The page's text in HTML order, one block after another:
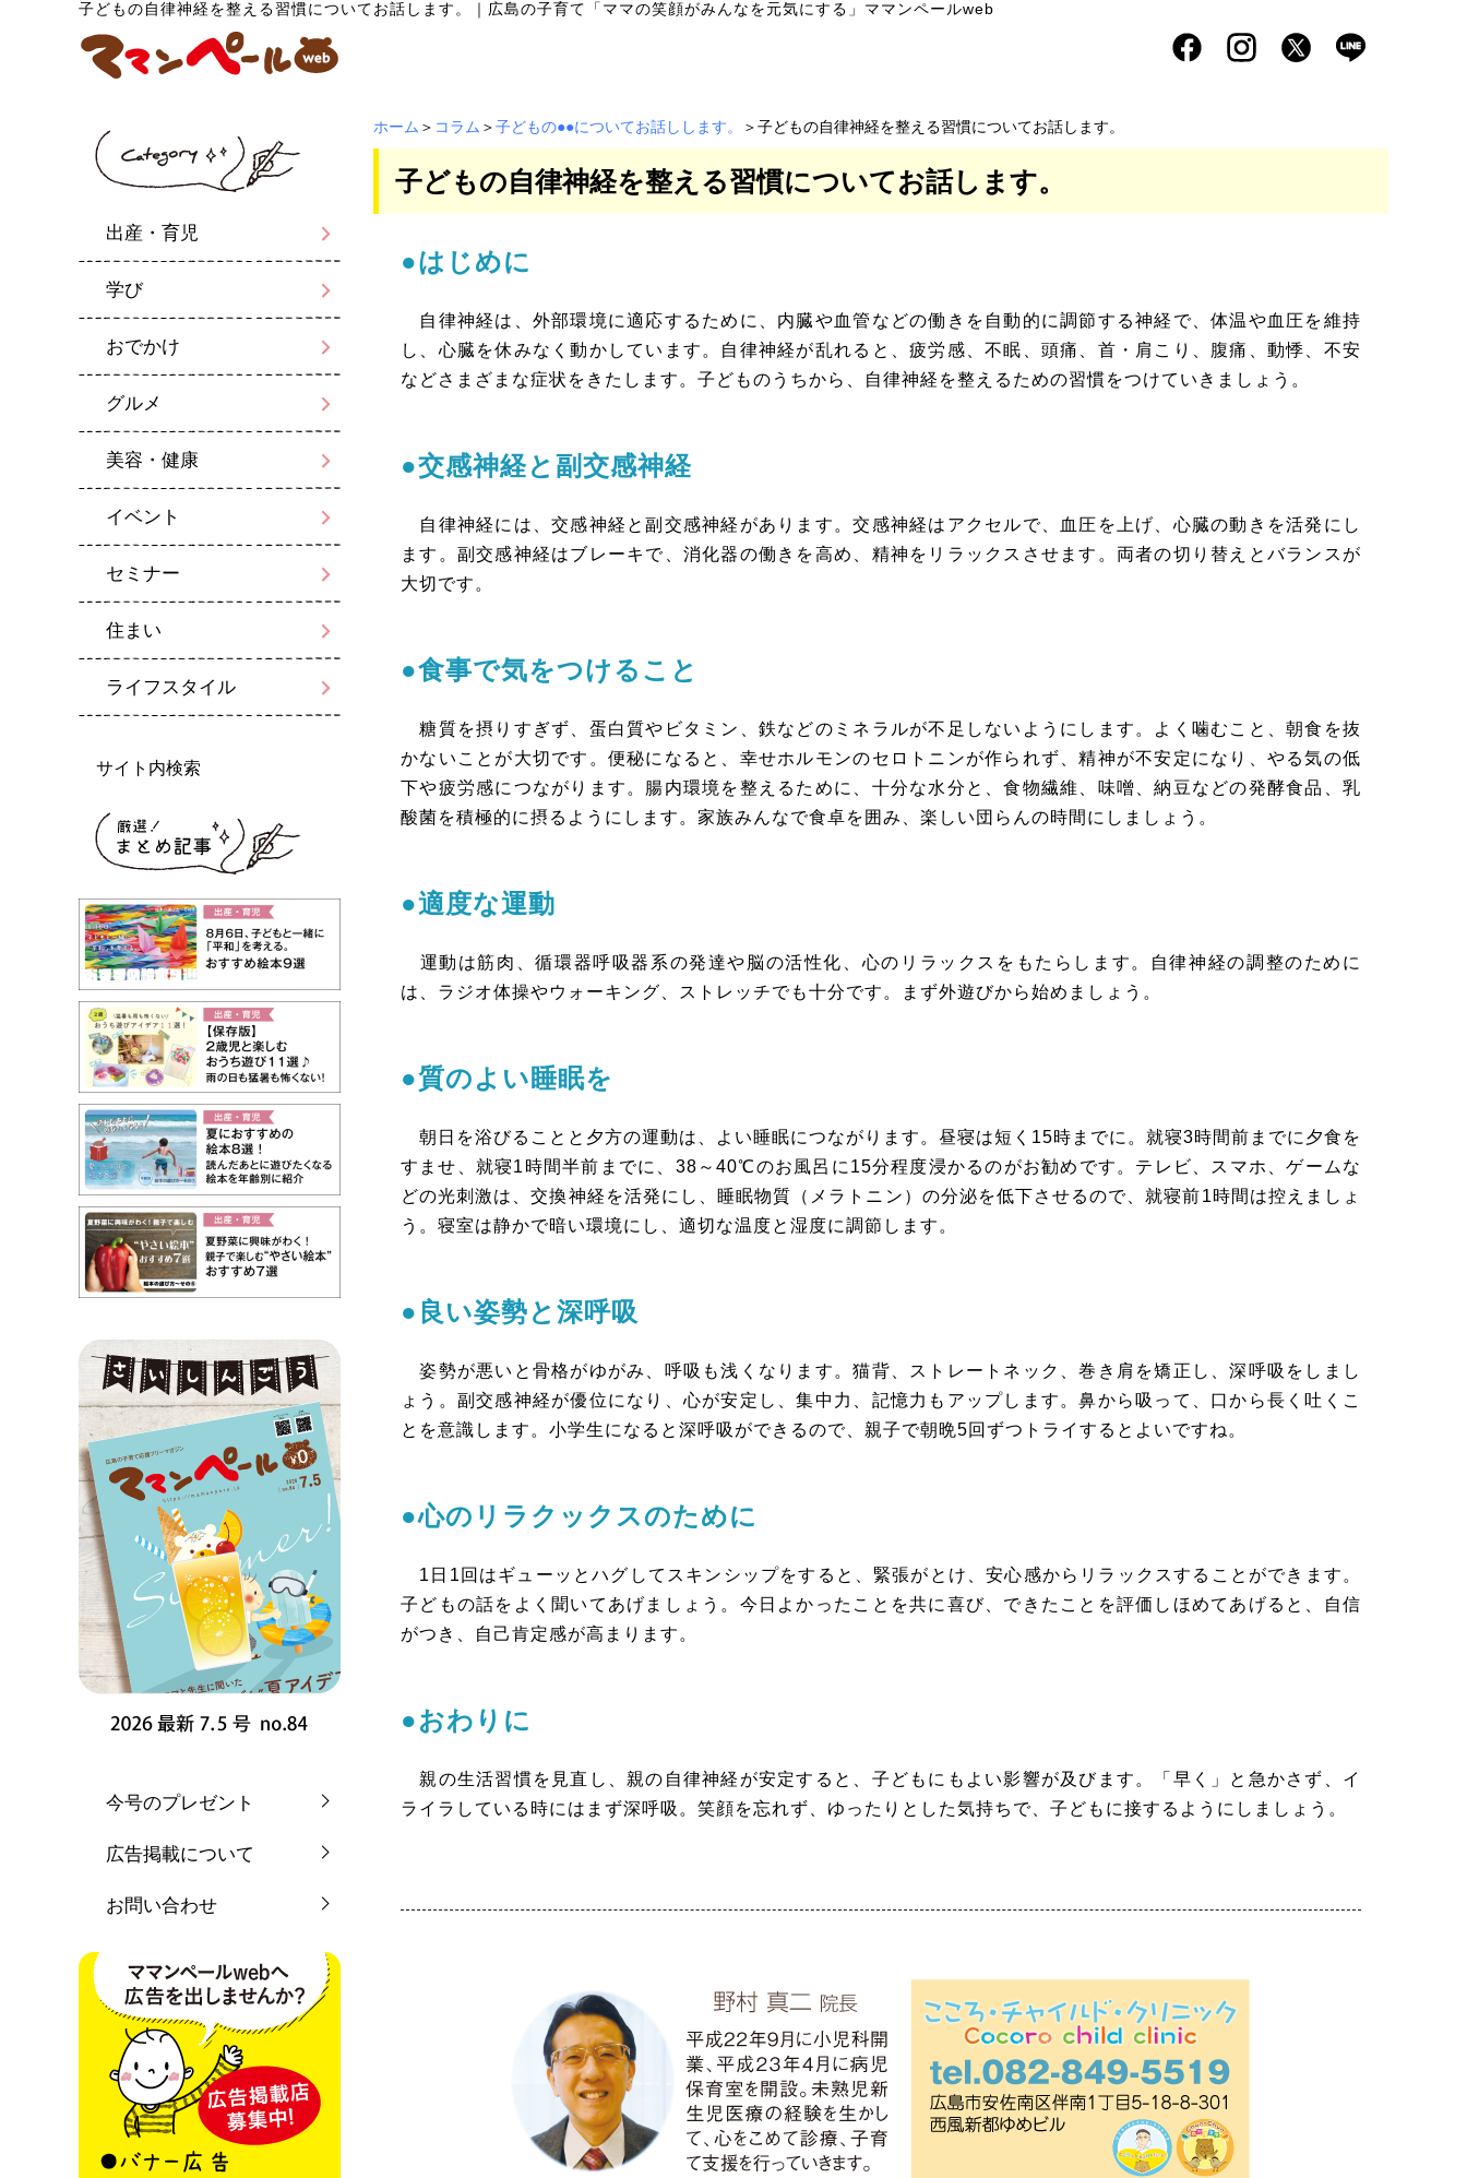
子どもの自律神経を整える習慣についてお話します。 ｜ 広島の子育て「ママの笑顔がみんなを元気にする」ママンペールweb
ホーム ＞ コラム ＞子どもの●●についてお話しします。 ＞子どもの自律神経を整える習慣についてお話します。
子どもの自律神経を整える習慣についてお話します。
●はじめに
自律神経は、外部環境に適応するために、内臓や血管などの働きを自動的に調節する神経で、体温や血圧を維持
し、心臓を休みなく動かしています。自律神経が乱れると、疲労感、不眠、頭痛、首・肩こり、腹痛、動悸、不安
などさまざまな症状をきたします。子どものうちから、自律神経を整えるための習慣をつけていきましょう。
●交感神経と副交感神経
自律神経には、交感神経と副交感神経があります。交感神経はアクセルで、血圧を上げ、心臓の動きを活発にし
ます。副交感神経はブレーキで、消化器の働きを高め、精神をリラックスさせます。両者の切り替えとバランスが
大切です。
●食事で気をつけること
糖質を摂りすぎず、蛋白質やビタミン、鉄などのミネラルが不足しないようにします。よく噛むこと、朝食を抜
かないことが大切です。便秘になると、幸せホルモンのセロトニンが作られず、精神が不安定になり、やる気の低
下や疲労感につながります。腸内環境を整えるために、十分な水分と、食物繊維、味噌、納豆などの発酵食品、乳
酸菌を積極的に摂るようにします。家族みんなで食卓を囲み、楽しい団らんの時間にしましょう。
●適度な運動
運動は筋肉、循環器呼吸器系の発達や脳の活性化、心のリラックスをもたらします。自律神経の調整のために
は、ラジオ体操やウォーキング、ストレッチでも十分です。まず外遊びから始めましょう。
●質のよい睡眠を
朝日を浴びることと夕方の運動は、よい睡眠につながります。昼寝は短く15時までに。就寝3時間前までに夕食を
すませ、就寝1時間半前までに、38～40℃のお風呂に15分程度浸かるのがお勧めです。テレビ、スマホ、ゲームな
どの光刺激は、交換神経を活発にし、睡眠物質（メラトニン）の分泌を低下させるので、就寝前1時間は控えましょ
う。寝室は静かで暗い環境にし、適切な温度と湿度に調節します。
●良い姿勢と深呼吸
姿勢が悪いと骨格がゆがみ、呼吸も浅くなります。猫背、ストレートネック、巻き肩を矯正し、深呼吸をしまし
ょう。副交感神経が優位になり、心が安定し、集中力、記憶力もアップします。鼻から吸って、口から長く吐くこ
とを意識します。小学生になると深呼吸ができるので、親子で朝晩5回ずつトライするとよいですね。
●心のリラクックスのために
1日1回はギューッとハグしてスキンシップをすると、緊張がとけ、安心感からリラックスすることができます。
子どもの話をよく聞いてあげましょう。今日よかったことを共に喜び、できたことを評価しほめてあげると、自信
がつき、自己肯定感が高まります。
●おわりに
親の生活習慣を見直し、親の自律神経が安定すると、子どもにもよい影響が及びます。「早く」と急かさず、イ
ライラしている時にはまず深呼吸。笑顔を忘れず、ゆったりとした気持ちで、子どもに接するようにしましょう。
出産・育児
学び
おでかけ
グルメ
美容・健康
イベント
セミナー
住まい
ライフスタイル
サイト内検索
今号のプレゼント
広告掲載について
お問い合わせ